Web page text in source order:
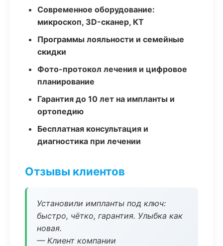
Современное оборудование:
микроскоп, 3D-сканер, КТ
Программы лояльности и семейные
скидки
Фото-протокол лечения и цифровое
планирование
Гарантия до 10 лет на импланты и
ортопедию
Бесплатная консультация и
диагностика при лечении
Отзывы клиентов
Установили импланты под ключ:
быстро, чётко, гарантия. Улыбка как
новая.
— Клиент компании